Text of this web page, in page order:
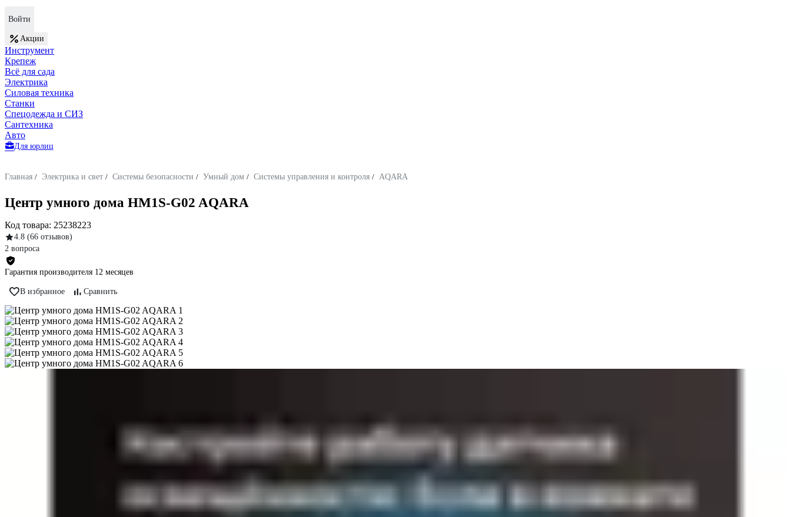
Войти
Акции
Инструмент
Крепеж
Всё для сада
Электрика
Силовая техника
Станки
Спецодежда и СИЗ
Сантехника
Авто
Для юрлиц
Главная / Электрика и свет / Системы безопасности / Умный дом / Системы управления и контроля / AQARA
Центр умного дома HM1S-G02 AQARA
Код товара: 25238223
4.8 (66 отзывов)
2 вопроса
Гарантия производителя 12 месяцев
В избранное Сравнить